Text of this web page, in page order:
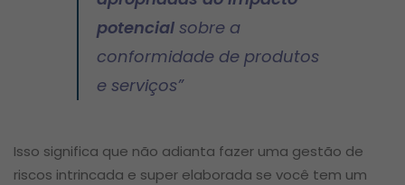
potencial sobre a
conformidade de produtos
e serviços”
Isso significa que não adianta fazer uma gestão de
riscos intrincada e super elaborada se você tem um